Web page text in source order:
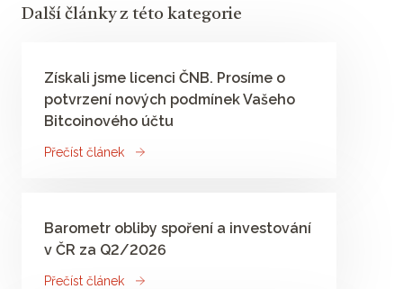
Další články z této kategorie
Získali jsme licenci ČNB. Prosíme o
potvrzení nových podmínek Vašeho
Bitcoinového účtu
Přečíst článek
Barometr obliby spoření a investování
v ČR za Q2/2026
Přečíst článek